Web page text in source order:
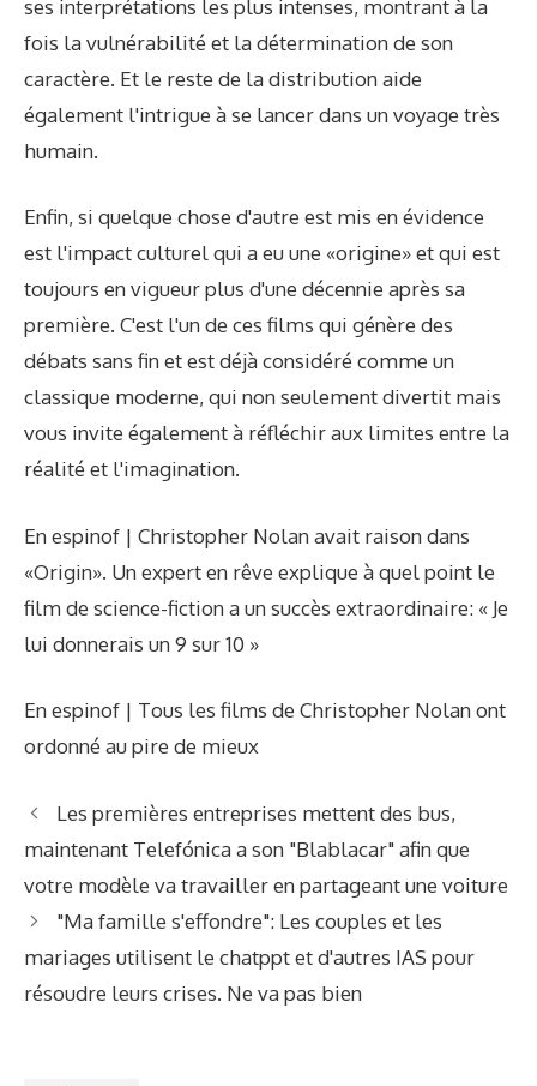
ses interprétations les plus intenses, montrant à la
fois la vulnérabilité et la détermination de son
caractère. Et le reste de la distribution aide
également l'intrigue à se lancer dans un voyage très
humain.
Enfin, si quelque chose d'autre est mis en évidence
est l'impact culturel qui a eu une «origine» et qui est
toujours en vigueur plus d'une décennie après sa
première. C'est l'un de ces films qui génère des
débats sans fin et est déjà considéré comme un
classique moderne, qui non seulement divertit mais
vous invite également à réfléchir aux limites entre la
réalité et l'imagination.
En espinof | Christopher Nolan avait raison dans
«Origin». Un expert en rêve explique à quel point le
film de science-fiction a un succès extraordinaire: « Je
lui donnerais un 9 sur 10 »
En espinof | Tous les films de Christopher Nolan ont
ordonné au pire de mieux
Les premières entreprises mettent des bus,
maintenant Telefónica a son "Blablacar" afin que
votre modèle va travailler en partageant une voiture
"Ma famille s'effondre": Les couples et les
mariages utilisent le chatppt et d'autres IAS pour
résoudre leurs crises. Ne va pas bien